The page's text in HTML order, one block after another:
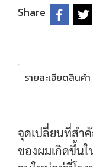
Share
รายละเอียดสินค้า
จุดเปลี่ยนที่สำ
ของผมเกิดขึ้น